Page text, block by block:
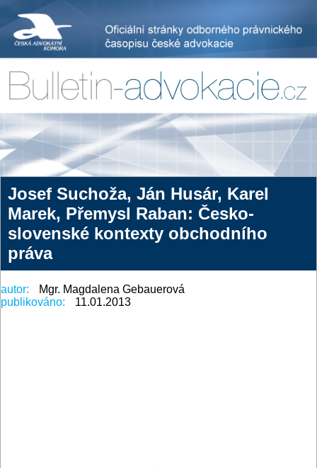
Josef Suchoža, Ján Husár, Karel
Marek, Přemysl Raban: Česko-
slovenské kontexty obchodního
práva
autor:
Mgr. Magdalena Gebauerová
publikováno:
11.01.2013